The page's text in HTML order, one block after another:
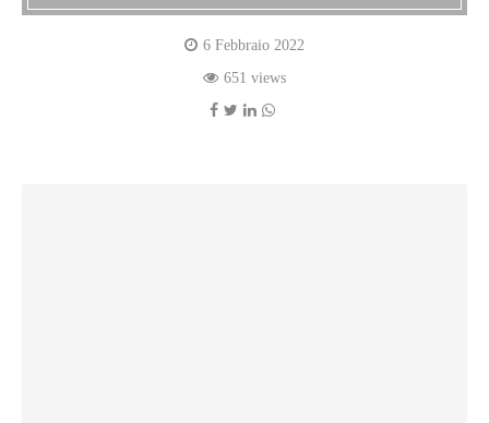
6 Febbraio 2022
651 views